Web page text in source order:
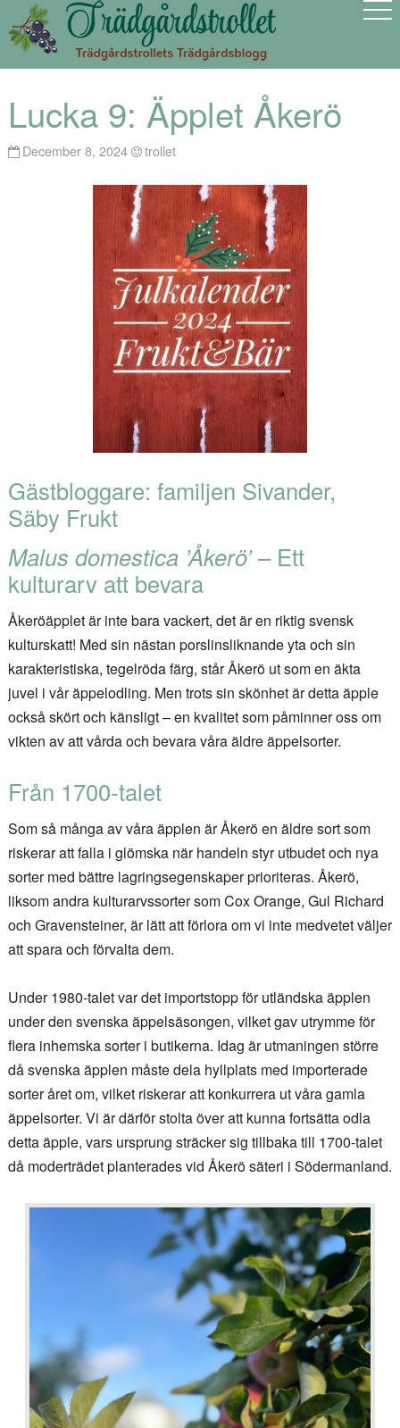
Lucka 9: Äpplet Åkerö
December 8, 2024 trollet
Gästbloggare: familjen Sivander,
Säby Frukt
Malus domestica ’Åkerö’– Ett
kulturarv att bevara
Åkeröäpplet är inte bara vackert, det är en riktig svensk
kulturskatt! Med sin nästan porslinsliknande yta och sin
karakteristiska, tegelröda färg, står Åkerö ut som en äkta
juvel i vår äppelodling. Men trots sin skönhet är detta äpple
också skört och känsligt – en kvalitet som påminner oss om
vikten av att vårda och bevara våra äldre äppelsorter.
Från 1700-talet
Som så många av våra äpplen är Åkerö en äldre sort som
riskerar att falla i glömska när handeln styr utbudet och nya
sorter med bättre lagringsegenskaper prioriteras. Åkerö,
liksom andra kulturarvssorter som Cox Orange, Gul Richard
och Gravensteiner, är lätt att förlora om vi inte medvetet väljer
att spara och förvalta dem.
Under 1980-talet var det importstopp för utländska äpplen
under den svenska äppelsäsongen, vilket gav utrymme för
flera inhemska sorter i butikerna. Idag är utmaningen större
då svenska äpplen måste dela hyllplats med importerade
sorter året om, vilket riskerar att konkurrera ut våra gamla
äppelsorter. Vi är därför stolta över att kunna fortsätta odla
detta äpple, vars ursprung sträcker sig tillbaka till 1700-talet
då moderträdet planterades vid Åkerö säteri i Södermanland.